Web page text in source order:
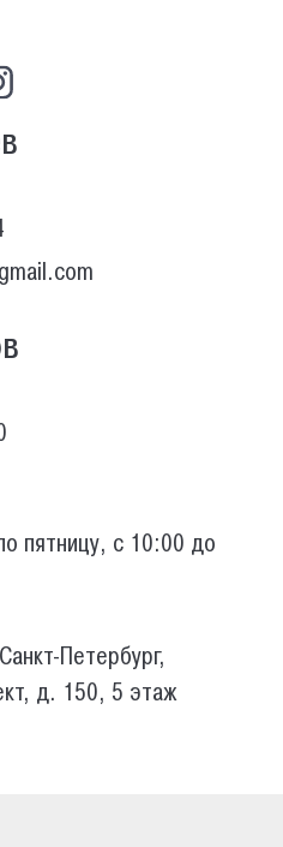
пятницу, с 10:00 до
Петербург,
д. 150, 5 этаж